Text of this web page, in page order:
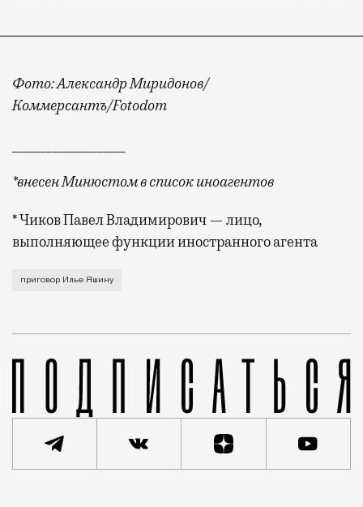
Фото: Александр Миридонов/
Коммерсантъ/Fotodom
*внесен Минюстом в список иноагентов
* Чиков Павел Владимирович — лицо,
выполняющее функции иностранного агента
приговор Илье Яшину